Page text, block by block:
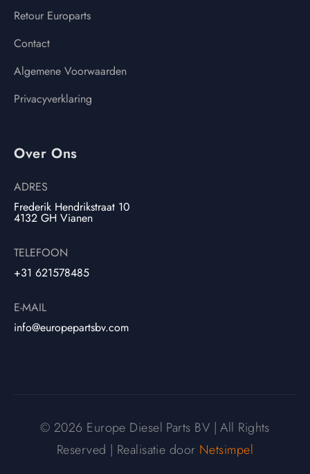
Retour Europarts
Contact
Algemene Voorwaarden
Privacyverklaring
Over Ons
ADRES
Frederik Hendrikstraat 10
4132 GH Vianen
TELEFOON
+31 621578485
E-MAIL
info@europepartsbv.com
© 2026 Europe Diesel Parts BV | All Rights
Reserved | Realisatie door Netsimpel